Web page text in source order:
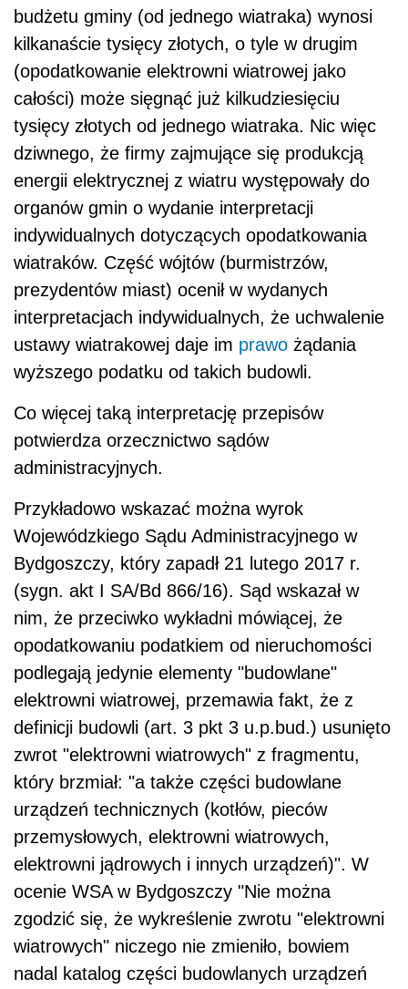
budżetu gminy (od jednego wiatraka) wynosi
kilkanaście tysięcy złotych, o tyle w drugim
(opodatkowanie elektrowni wiatrowej jako
całości) może sięgnąć już kilkudziesięciu
tysięcy złotych od jednego wiatraka. Nic więc
dziwnego, że firmy zajmujące się produkcją
energii elektrycznej z wiatru występowały do
organów gmin o wydanie interpretacji
indywidualnych dotyczących opodatkowania
wiatraków. Część wójtów (burmistrzów,
prezydentów miast) ocenił w wydanych
interpretacjach indywidualnych, że uchwalenie
ustawy wiatrakowej daje im prawo żądania
wyższego podatku od takich budowli.
Co więcej taką interpretację przepisów
potwierdza orzecznictwo sądów
administracyjnych.
Przykładowo wskazać można wyrok
Wojewódzkiego Sądu Administracyjnego w
Bydgoszczy, który zapadł 21 lutego 2017 r.
(sygn. akt I SA/Bd 866/16). Sąd wskazał w
nim, że przeciwko wykładni mówiącej, że
opodatkowaniu podatkiem od nieruchomości
podlegają jedynie elementy "budowlane"
elektrowni wiatrowej, przemawia fakt, że z
definicji budowli (art. 3 pkt 3 u.p.bud.) usunięto
zwrot "elektrowni wiatrowych" z fragmentu,
który brzmiał: "a także części budowlane
urządzeń technicznych (kotłów, pieców
przemysłowych, elektrowni wiatrowych,
elektrowni jądrowych i innych urządzeń)". W
ocenie WSA w Bydgoszczy "Nie można
zgodzić się, że wykreślenie zwrotu "elektrowni
wiatrowych" niczego nie zmieniło, bowiem
nadal katalog części budowlanych urządzeń